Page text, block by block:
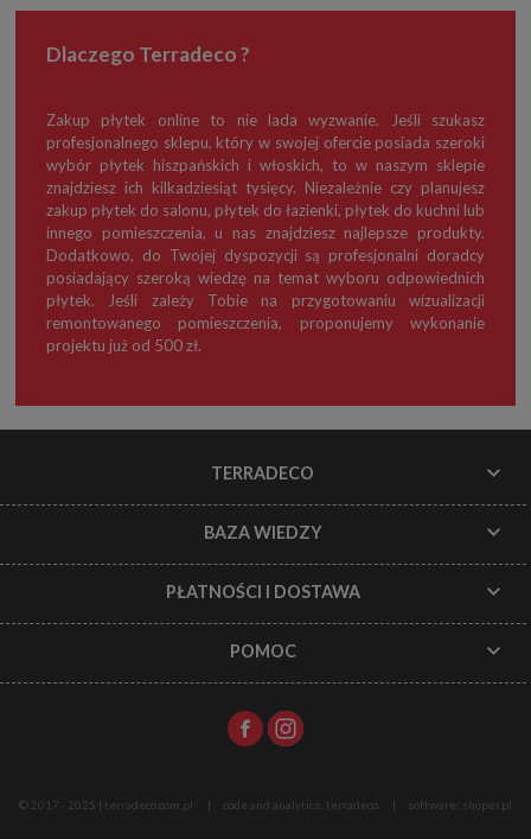
Dlaczego Terradeco ?
Zakup płytek online to nie lada wyzwanie. Jeśli szukasz
profesjonalnego sklepu, który w swojej ofercie posiada szeroki
wybór płytek hiszpańskich i włoskich, to w naszym sklepie
znajdziesz ich kilkadziesiąt tysięcy. Niezależnie czy planujesz
zakup płytek do salonu, płytek do łazienki, płytek do kuchni lub
innego pomieszczenia, u nas znajdziesz najlepsze produkty.
Dodatkowo, do Twojej dyspozycji są profesjonalni doradcy
posiadający szeroką wiedzę na temat wyboru odpowiednich
płytek. Jeśli zależy Tobie na przygotowaniu wizualizacji
remontowanego pomieszczenia, proponujemy wykonanie
projektu już od 500 zł.
TERRADECO
BAZA WIEDZY
PŁATNOŚCI I DOSTAWA
POMOC
© 2017 - 2025 | terradeco.com.pl code and analytics: terradeco software: shoper.pl